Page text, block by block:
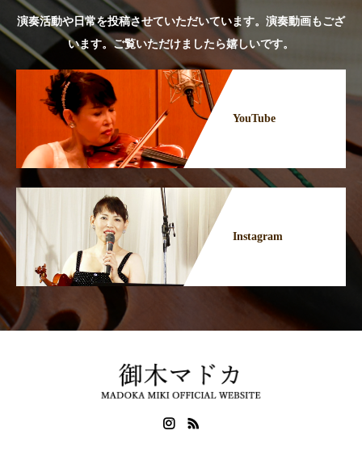
演奏活動や日常を投稿させていただいています。演奏動画もござ
います。ご覧いただけましたら嬉しいです。
YouTube
Instagram